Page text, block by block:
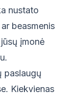
nustato
beasmenis
įmonė
paslaugų
Kiekvienas